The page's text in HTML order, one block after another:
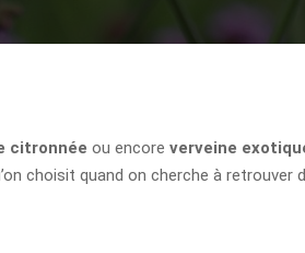
citronnée ou encore verveine
choisit quand on cherche à retrouver